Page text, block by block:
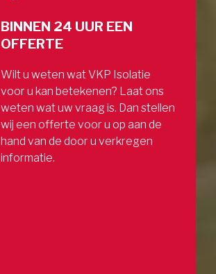
BINNEN 24 UUR EEN
OFFERTE
Wilt u weten wat VKP Isolatie
voor u kan betekenen? Laat ons
weten wat uw vraag is. Dan stellen
wij een offerte voor u op aan de
hand van de door u verkregen
informatie.